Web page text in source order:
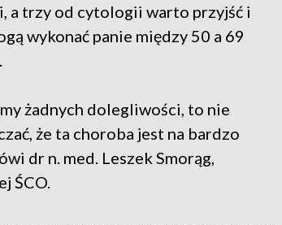
a trzy od cytologii warto przyjść i
wykonać panie między 50 a 69
żadnych dolegliwości, to nie
że ta choroba jest na bardzo
dr n. med. Leszek Smorąg,
ŚCO.